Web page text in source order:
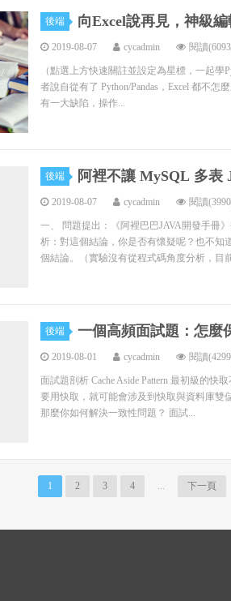
後端 向Excel說再見，神級
2019-08-07 cycadmin 閱讀
（點選上方快速關註並設定為星標，一起
者說自從有了 Python/Pandas，Excel 都不
有一大缺陷，操作...
後端 阿裡不讓 MySQL 多表
2019-08-07 cycadmin 閱讀
一、 問題提出：《阿裡巴巴JAVA開發手冊
析：對這個結論，你是否有懷疑呢？也不知
個結論。（實驗沒有從程式碼角度分析，目
後端 一個高頻面試題：怎麼
2019-08-01 cycadmin 閱讀
面試題剖析 Cache Aside Pattern 最初級的
要用快取，就可能會涉及到快取與資料庫雙
那麼你如何解決一致性問題？ 面試...
1 2 3 4 ... 下一頁